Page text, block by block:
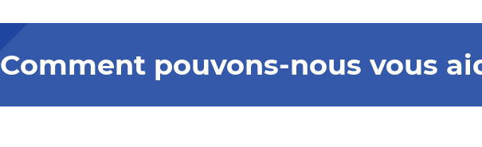
Comment pouvons-nous vous